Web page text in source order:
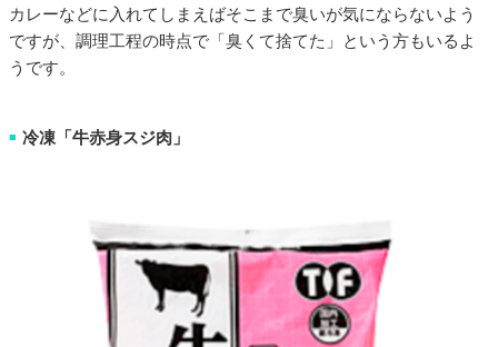
カレーなどに入れてしまえばそこまで臭いが気にならないよう
ですが、調理工程の時点で「臭くて捨てた」という方もいるよ
うです。
■ 冷凍「牛赤身スジ肉」